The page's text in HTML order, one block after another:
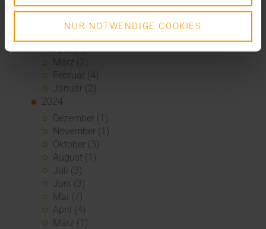
NUR NOTWENDIGE COOKIES
Juli (3)
Juni (1)
April (1)
März (2)
Februar (4)
Januar (2)
2024
Dezember (1)
November (1)
Oktober (3)
August (1)
Juli (3)
Juni (3)
Mai (7)
April (4)
März (1)